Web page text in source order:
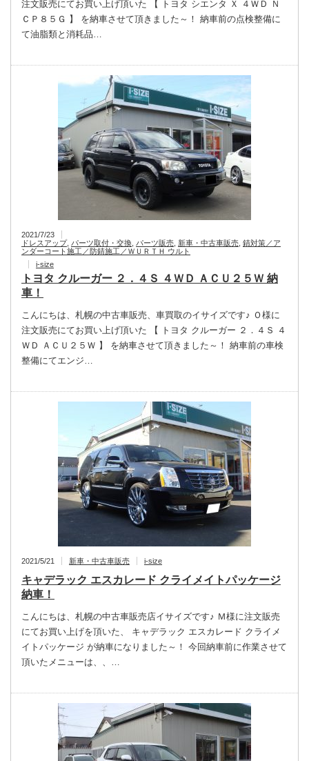
注文販売にてお買い上げ頂いた 【 トヨタ シエンタ Ｘ ４ＷＤ Ｎ
ＣＰ８５Ｇ 】 を納車させて頂きました～！ 納車前の点検整備に
て油脂類と消耗品…
2021/7/23
ドレスアップ, パーツ取付・交換 パーツ販売 新車・中古車販売 錆対策／ア
ンダーコート施工／防錆施工／ＷＵＲＴＨ ウルト
i-size
トヨタ クルーガー ２．４Ｓ ４ＷＤ ＡＣＵ２５Ｗ 納
車！
こんにちは、札幌の中古車販売、車買取のイサイズです♪ Ｏ様に
注文販売にてお買い上げ頂いた 【 トヨタ クルーガー ２．４Ｓ ４
ＷＤ ＡＣＵ２５Ｗ 】 を納車させて頂きました～！ 納車前の車検
整備にてエンジ…
2021/5/21 新車・中古車販売 i-size
キャデラック エスカレード クライメイトパッケージ
納車！
こんにちは、札幌の中古車販売店イサイズです♪ Ｍ様に注文販売
にてお買い上げを頂いた、 キャデラック エスカレード クライメ
イトパッケージ が納車になりました～！ 今回納車前に作業させて
頂いたメニューは、、…